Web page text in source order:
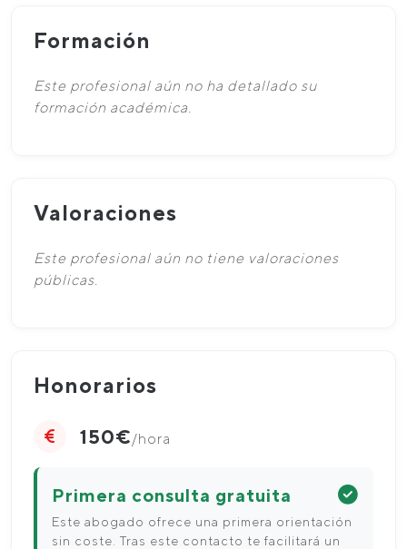
Formación
Este profesional aún no ha detallado su
formación académica.
Valoraciones
Este profesional aún no tiene valoraciones
públicas.
Honorarios
150€/hora
Primera consulta gratuita
Este abogado ofrece una primera orientación
sin coste. Tras este contacto te facilitará un